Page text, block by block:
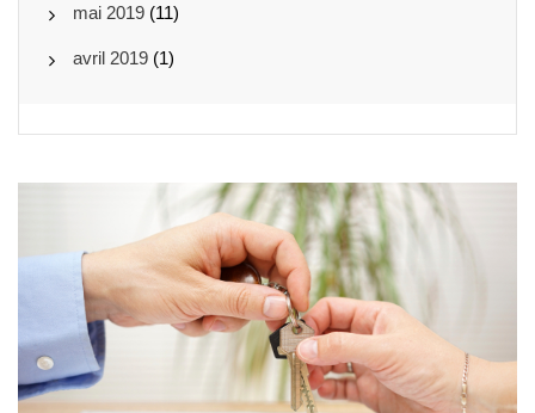
mai 2019 (11)
avril 2019 (1)